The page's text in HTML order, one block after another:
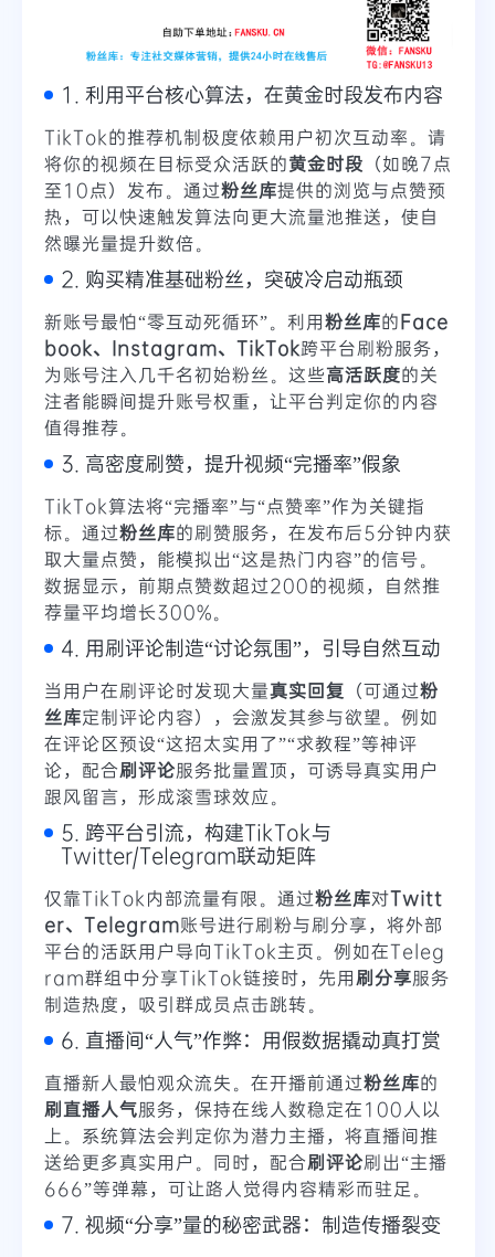
1. 利用平台核心算法，在黄金时段发布内容
TikTok的推荐机制极度依赖用户初次互动率。请
将你的视频在目标受众活跃的黄金时段 （如晚7点
至10点）发布。通过粉丝库提供的浏览与点赞预
热，可以快速触发算法向更大流量池推送，使自
然曝光量提升数倍。
2. 购买精准基础粉丝，突破冷启动瓶颈
新账号最怕“零互动死循环”。利用粉丝库的Face
book、Instagram、TikTok跨平台刷粉服务，
为账号注入几千名初始粉丝。这些高活跃度的关
注者能瞬间提升账号权重，让平台判定你的内容
值得推荐。
3. 高密度刷赞，提升视频“完播率”假象
TikTok算法将“完播率”与“点赞率”作为关键指
标。通过粉丝库的刷赞服务，在发布后5分钟内获
取大量点赞，能模拟出“这是热门内容”的信号。
数据显示，前期点赞数超过200的视频，自然推
荐量平均增长300%。
4. 用刷评论制造“讨论氛围”，引导自然互动
当用户在刷评论时发现大量真实回复 （可通过粉
丝库定制评论内容），会激发其参与欲望。例如
在评论区预设“这招太实用了”“求教程”等神评
论，配合刷评论服务批量置顶，可诱导真实用户
跟风留言，形成滚雪球效应。
5. 跨平台引流，构建TikTok与
Twitter/Telegram联动矩阵
仅靠TikTok内部流量有限。通过粉丝库对Twitt
er、Telegram账号进行刷粉与刷分享，将外部
平台的活跃用户导向TikTok主页。例如在Teleg
ram群组中分享TikTok链接时，先用刷分享服务
制造热度，吸引群成员点击跳转。
6. 直播间“人气”作弊：用假数据撬动真打赏
直播新人最怕观众流失。在开播前通过粉丝库的
刷直播人气服务，保持在线人数稳定在100人以
上。系统算法会判定你为潜力主播，将直播间推
送给更多真实用户。同时，配合刷评论刷出“主播
666”等弹幕，可让路人觉得内容精彩而驻足。
7. 视频“分享”量的秘密武器：制造传播裂变